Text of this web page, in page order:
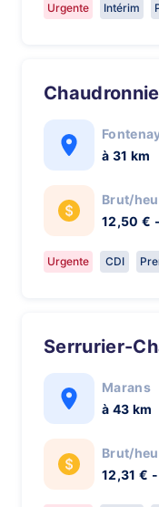
Urgente Intérim
à 31 km
Brut/
12,50 €
Urgente CDI
Serrurier-
Marans
à 43 km
Brut/
12,31 €